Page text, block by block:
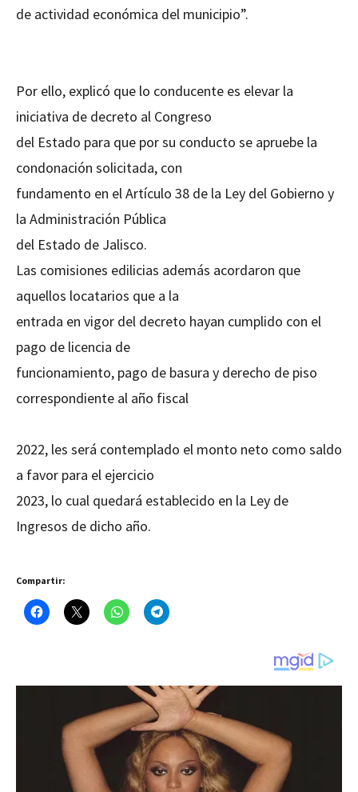
de actividad económica del municipio”.
Por ello, explicó que lo conducente es elevar la
iniciativa de decreto al Congreso
del Estado para que por su conducto se apruebe la
condonación solicitada, con
fundamento en el Artículo 38 de la Ley del Gobierno y
la Administración Pública
del Estado de Jalisco.
Las comisiones edilicias además acordaron que
aquellos locatarios que a la
entrada en vigor del decreto hayan cumplido con el
pago de licencia de
funcionamiento, pago de basura y derecho de piso
correspondiente al año fiscal
2022, les será contemplado el monto neto como saldo
a favor para el ejercicio
2023, lo cual quedará establecido en la Ley de
Ingresos de dicho año.
Compartir: